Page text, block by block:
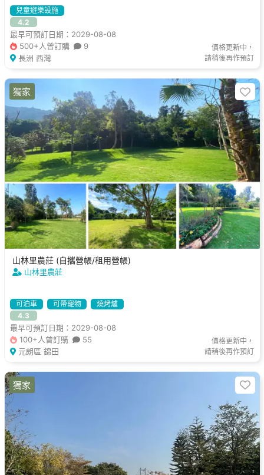
兒童遊樂設施
4.2
最早可預訂日期：2029-08-08
500+人曾訂購
9
長洲 西灣
價格更新中，
請稍後再作預訂
山林里農莊 (自攜營帳/租用營帳)
山林里農莊
可泊車 可帶寵物
燒烤爐
4.3
最早可預訂日期：2029-08-08
100+人曾訂購
55
元朗區 錦田
價格更新中，
請稍後再作預訂
獨家
獨家